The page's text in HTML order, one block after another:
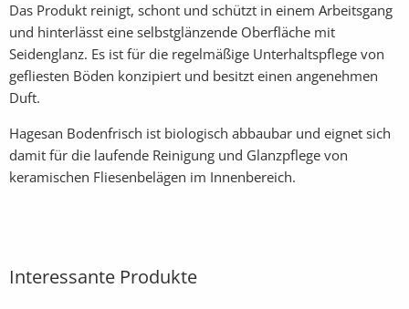
Das Produkt reinigt, schont und schützt in einem Arbeitsgang
und hinterlässt eine selbstglänzende Oberfläche mit
Seidenglanz. Es ist für die regelmäßige Unterhaltspflege von
gefliesten Böden konzipiert und besitzt einen angenehmen
Duft.
Hagesan Bodenfrisch ist biologisch abbaubar und eignet sich
damit für die laufende Reinigung und Glanzpflege von
keramischen Fliesenbelägen im Innenbereich.
Interessante Produkte